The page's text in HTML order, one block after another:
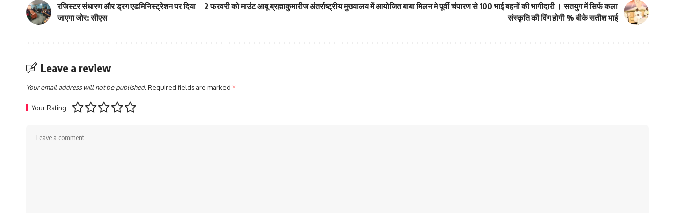
रजिस्टर संधारण और ड्रग एडमिनिस्ट्रेशन पर दिया
जाएगा जोर: सीएस
2 फरवरी को माउंट आबू ब्रह्माकुमारीज अंतर्राष्ट्रीय मुख्यालय में आयोजित बाबा मिलन मे पूर्वी चंपारण से 100 भाई बहनों की भागीदारी । सतयुग में सिर्फ कला
संस्कृति की विंग होगी % बीके सतीश भाई
Leave a review
Your email address will not be published.Required fields are marked *
Your Rating